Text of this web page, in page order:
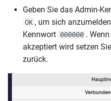
Geben Sie das Admin-
OK , um sich
Kennwort 000000 .
akzeptiert wird setzen
zurück.